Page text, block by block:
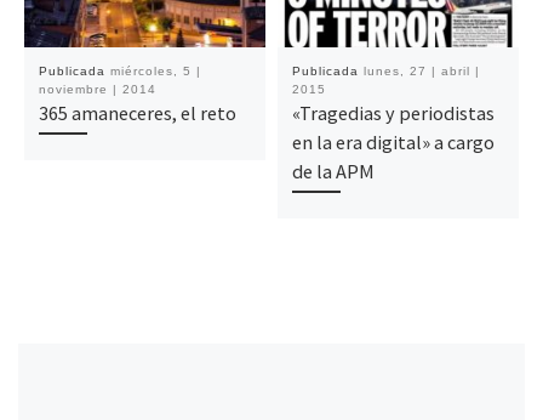
Publicada miércoles, 5 |
noviembre | 2014
365 amaneceres, el reto
Publicada lunes, 27 | abril |
2015
«Tragedias y periodistas
en la era digital» a cargo
de la APM